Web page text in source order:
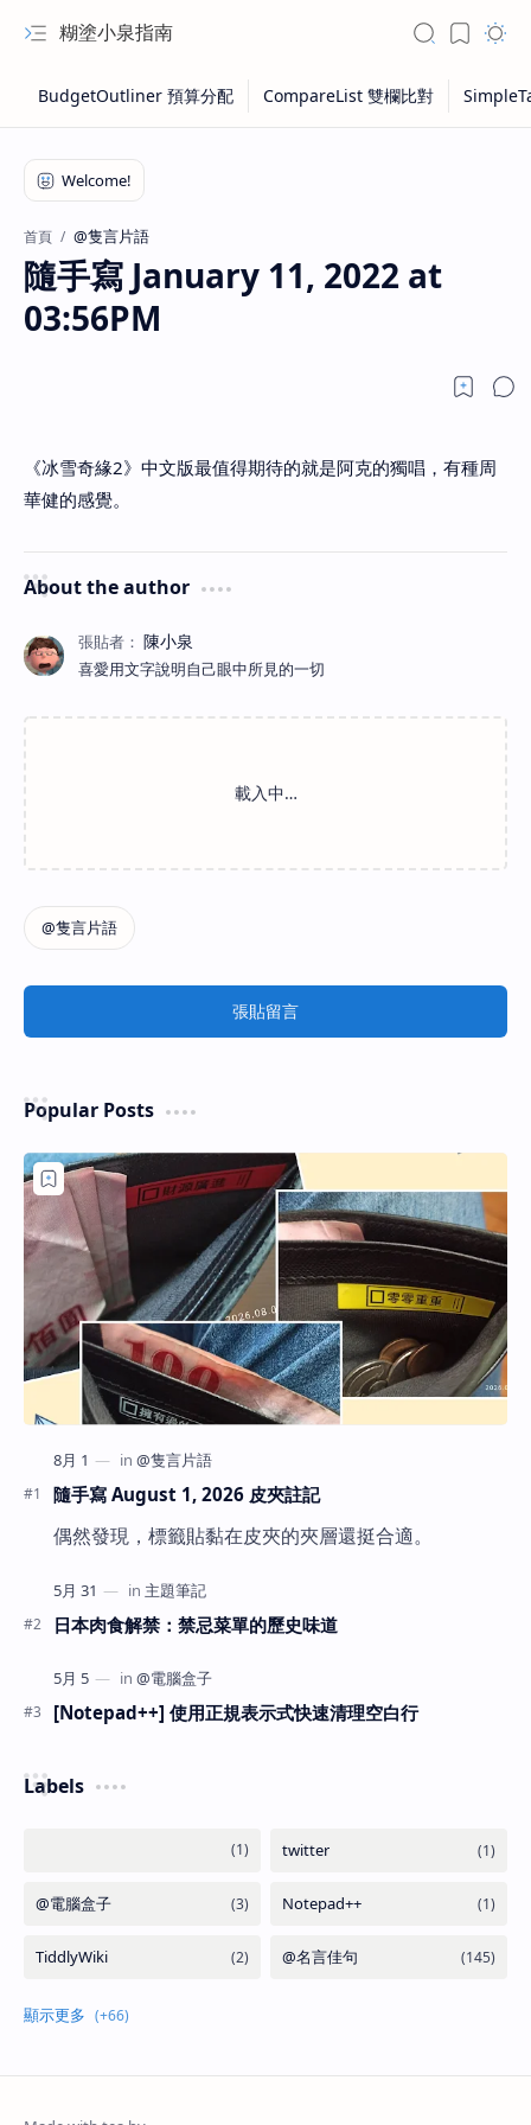
糊塗小泉指南
首頁 @隻言片語
隨手寫 January 11, 2022 at
03:56PM
《冰雪奇緣2》中文版最值得期待的就是阿克的獨唱，有種周
華健的感覺。
About the author
喜愛用文字說明自己眼中所見的一切
張貼留言
Popular Posts
隨手寫 August 1, 2026 皮夾註記
偶然發現，標籤貼黏在皮夾的夾層還挺合適。
日本肉食解禁：禁忌菜單的歷史味道
[Notepad++] 使用正規表示式快速清理空白行
Labels